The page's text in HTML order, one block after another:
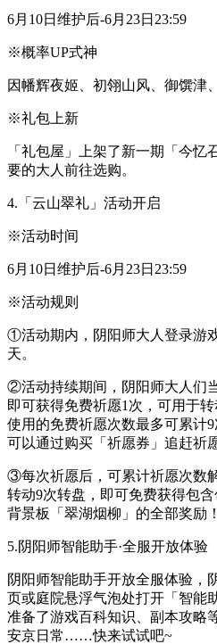
6月10日维护后-6月23日23:59
※概率UP式神
因幡辉夜姬、初翎山风、御馔津
※礼包上新
「礼包屋」上架了新一期「今
要的大人前往选购。
4.「云山翠礼」活动开启
※活动时间
6月10日维护后-6月23日23:59
※活动规则
①活动期内，阴阳师大人登录游
天。
②活动持续期间，阴阳师大人们
即可获得免费祈愿1次，可用于
使用的免费祈愿次数最多可累计
可以通过购买「祈愿券」追赶祈
③每次祈愿后，可累计祈愿次数
转动9次转盘，即可免费获得包
背景板「翠湖烟柳」的全部奖励！
5.阴阳师智能助手·全服开放体验
阴阳师智能助手开放全服体验，
页或庭院悬浮气泡处打开「智能
准备了游戏百科知识、副本攻略
安京日常……快来试试吧~